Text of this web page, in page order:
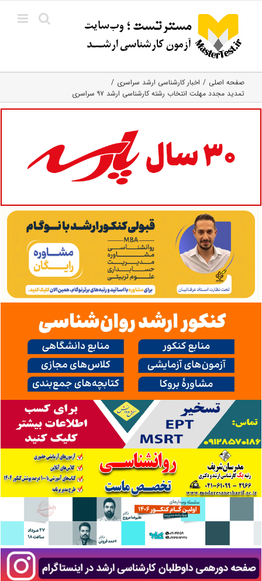
content
صفحه اصلی
اخبار کارشناسی ارشد سراسری
تمدید مجدد مهلت انتخاب رشته کارشناسی ارشد ۹۷ سراسری